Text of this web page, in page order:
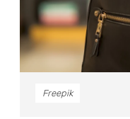
Freepik